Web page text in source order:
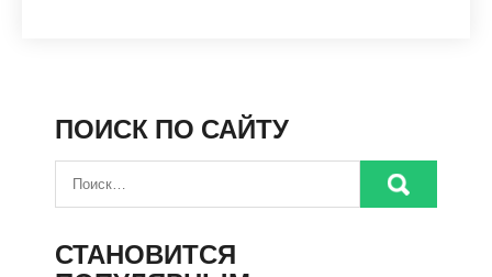
ПОИСК ПО САЙТУ
СТАНОВИТСЯ